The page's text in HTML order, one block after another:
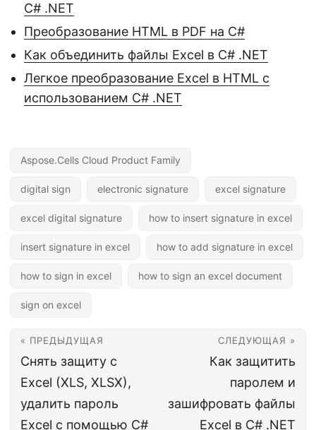
C# .NET
Преобразование HTML в PDF на С#
Как объединить файлы Excel в C# .NET
Легкое преобразование Excel в HTML с
использованием C# .NET
Aspose.Cells Cloud Product Family
digital sign electronic signature excel signature
excel digital signature how to insert signature in excel
insert signature in excel how to add signature in excel
how to sign in excel how to sign an excel document
sign on excel
« ПРЕДЫДУЩАЯ
Снять защиту с
Excel (XLS, XLSX),
удалить пароль
Excel с помощью C#
СЛЕДУЮЩАЯ »
Как защитить
паролем и
зашифровать файлы
Excel в C# .NET